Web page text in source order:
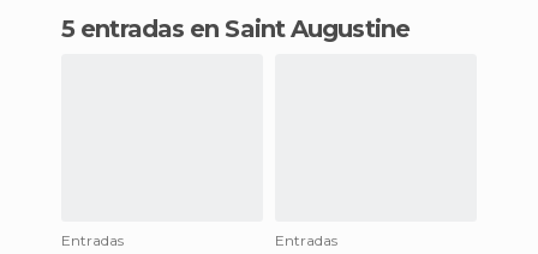
5 entradas en Saint Augustine
Entradas
Entradas